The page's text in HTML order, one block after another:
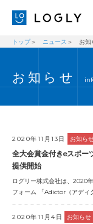
経営理念
ニュース
ブログ
事業内容
採用情報
トップ ニュース お知
お知らせ
2020年11月13日 お知ら
全大会賞金付きeスポ
提供開始
ログリー株式会社は、2020
フォーム 「Adictor（アディ
2020年11月4日 お知らせ